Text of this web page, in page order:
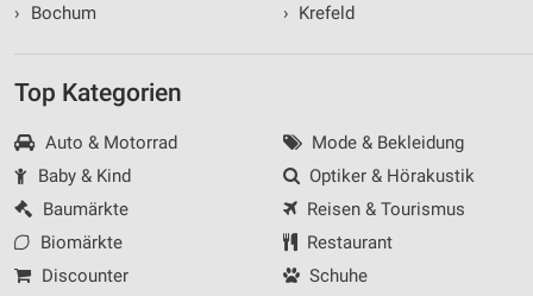
›
Bochum
› Krefeld
Top Kategorien
Auto & Motorrad
Baby & Kind
Baumärkte
Biomärkte
Discounter
Mode & Bekleidung
Optiker & Hörakustik
Reisen & Tourismus
Restaurant
Schuhe